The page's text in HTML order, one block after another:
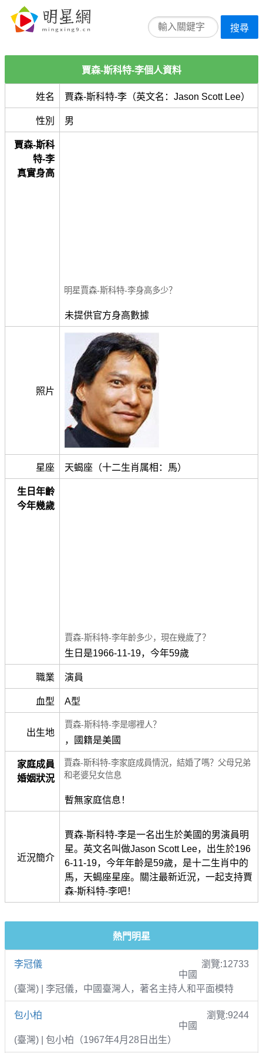
搜尋
賈森-斯科特-李個人資料
姓名 賈森-斯科特-李（英文名：Jason Scott Lee）
性別 男
賈森-斯科
特-李
真實身高
明星賈森-斯科特-李身高多少？
未提供官方身高數據
照片
星座 天蝎座（十二生肖属相：馬）
生日年齡
今年幾歲
賈森-斯科特-李年齡多少，現在幾歲了？
生日是1966-11-19，今年59歲
職業 演員
血型 A型
出生地
賈森-斯科特-李是哪裡人？
，國籍是美國
家庭成員
婚姻狀況
賈森-斯科特-李家庭成員情況，結婚了嗎？父母兄弟
和老婆兒女信息
暫無家庭信息！
近況簡介
賈森-斯科特-李是一名出生於美國的男演員明
星。英文名叫做Jason Scott Lee，出生於196
6-11-19，今年年齡是59歲，是十二生肖中的
馬，天蝎座星座。關注最新近況，一起支持賈
森-斯科特-李吧！
熱門明星
李冠儀
瀏覽:12733
中國
(臺灣) | 李冠儀，中國臺灣人，著名主持人和平面模特
包小柏
瀏覽:9244
中國
(臺灣) | 包小柏（1967年4月28日出生）